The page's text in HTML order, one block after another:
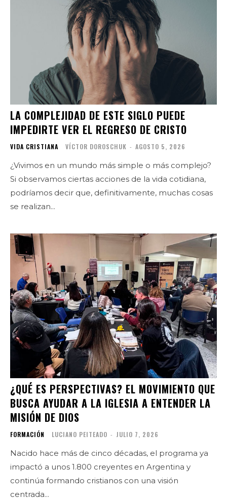
LA COMPLEJIDAD DE ESTE SIGLO PUEDE
IMPEDIRTE VER EL REGRESO DE CRISTO
VIDA CRISTIANA VÍCTOR DOROSCHUK - AGOSTO 5, 2026
¿Vivimos en un mundo más simple o más complejo?
Si observamos ciertas acciones de la vida cotidiana,
podríamos decir que, definitivamente, muchas cosas
se realizan...
¿QUÉ ES PERSPECTIVAS? EL MOVIMIENTO QUE
BUSCA AYUDAR A LA IGLESIA A ENTENDER LA
MISIÓN DE DIOS
FORMACIÓN LUCIANO PEITEADO - JULIO 7, 2026
Nacido hace más de cinco décadas, el programa ya
impactó a unos 1.800 creyentes en Argentina y
continúa formando cristianos con una visión
centrada...